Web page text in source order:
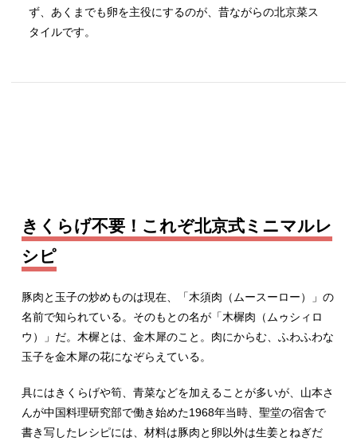
ず、あくまでも卵を主役にするのが、昔ながらの北京菜ス
タイルです。
きくらげ不要！これぞ北京式ミニマルレ
シピ
豚肉と玉子の炒めものは現在、「木須肉（ムースーロー）」の
名前で知られている。そのもとの名が「木樨肉（ムゥシィロ
ウ）」だ。木樨とは、金木犀のこと。肉にからむ、ふわふわな
玉子を金木犀の花になぞらえている。
具にはきくらげや筍、青菜などを加えることが多いが、山本さ
んが中国料理研究部で働き始めた1968年当時、聖堂の宿舎で
書き写したレシピには、材料は豚肉と卵以外は生姜とねぎだ